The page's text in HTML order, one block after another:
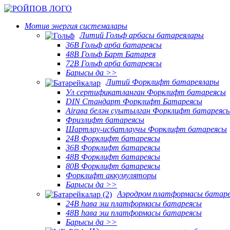
Мотив энергия системалары
Литий Гольф арбасы батареялары
36В Гольф арба батареясы
48В Гольф Барт Батарея
72В Гольф арба батареясы
Барысы да >>
Литий Форклифт батареялары
Ул сертификатланган Форклифт батареясы
DIN Стандарт Форклифт Батареясы
Airава белән суытылган Форклифт
Фризлифт батареясы
Шартлау-исбатлаучы Форклифт батареясы
24В Форклифт батареясы
36В Форклифт батареясы
48В Форклифт батареясы
80В Форклифт батареясы
Форклифт аккумуляторы
Барысы да >>
Аэродром платформасы
24В һава эш платформасы батареясы
48В һава эш платформасы батареясы
Барысы да >>